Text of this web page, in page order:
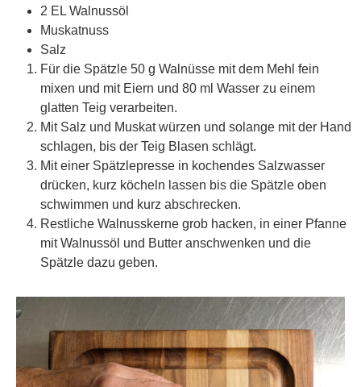
2 EL Walnussöl
Muskatnuss
Salz
Für die Spätzle 50 g Walnüsse mit dem Mehl fein
mixen und mit Eiern und 80 ml Wasser zu einem
glatten Teig verarbeiten.
Mit Salz und Muskat würzen und solange mit der Hand
schlagen, bis der Teig Blasen schlägt.
Mit einer Spätzlepresse in kochendes Salzwasser
drücken, kurz köcheln lassen bis die Spätzle oben
schwimmen und kurz abschrecken.
Restliche Walnusskerne grob hacken, in einer Pfanne
mit Walnussöl und Butter anschwenken und die
Spätzle dazu geben.